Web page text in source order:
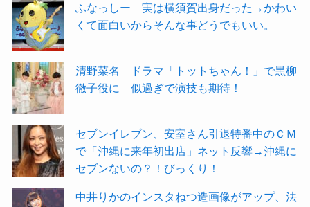
ふなっしー 実は横須賀出身だった→かわい
くて面白いからそんな事どうでもいい。
清野菜名 ドラマ「トットちゃん！」で黒柳
徹子役に 似過ぎで演技も期待！
セブンイレブン、安室さん引退特番中のＣＭ
で「沖縄に来年初出店」ネット反響→沖縄に
セブンないの？！びっくり！
中井りかのインスタねつ造画像がアップ、法